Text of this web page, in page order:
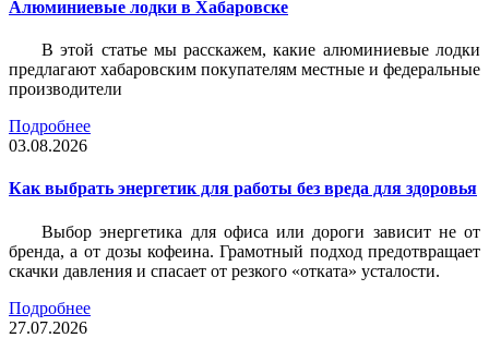
Алюминиевые лодки в Хабаровске
В этой статье мы расскажем, какие алюминиевые лодки
предлагают хабаровским покупателям местные и федеральные
производители
Подробнее
03.08.2026
Как выбрать энергетик для работы без вреда для здоровья
Выбор энергетика для офиса или дороги зависит не от
бренда, а от дозы кофеина. Грамотный подход предотвращает
скачки давления и спасает от резкого «отката» усталости.
Подробнее
27.07.2026